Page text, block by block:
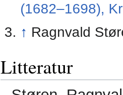
(1682–1698),
↑ Ragnvald
Litteratur